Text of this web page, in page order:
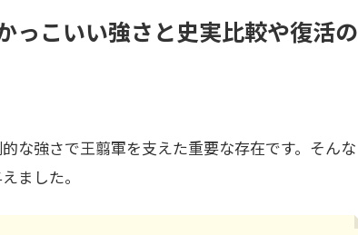
っこいい強さと史実比較や復活の
な強さで王翦軍を支えた重要な存在です。そんな
ました。